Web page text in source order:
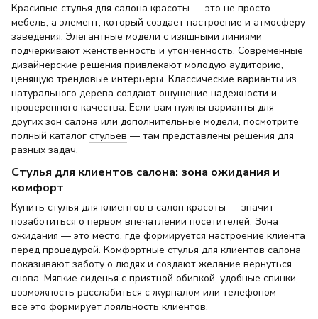
Красивые стулья для салона красоты — это не просто
мебель, а элемент, который создает настроение и атмосферу
заведения. Элегантные модели с изящными линиями
подчеркивают женственность и утонченность. Современные
дизайнерские решения привлекают молодую аудиторию,
ценящую трендовые интерьеры. Классические варианты из
натурального дерева создают ощущение надежности и
проверенного качества. Если вам нужны варианты для
других зон салона или дополнительные модели, посмотрите
полный каталог стульев — там представлены решения для
разных задач.
Стулья для клиентов салона: зона ожидания и
комфорт
Купить стулья для клиентов в салон красоты — значит
позаботиться о первом впечатлении посетителей. Зона
ожидания — это место, где формируется настроение клиента
перед процедурой. Комфортные стулья для клиентов салона
показывают заботу о людях и создают желание вернуться
снова. Мягкие сиденья с приятной обивкой, удобные спинки,
возможность расслабиться с журналом или телефоном —
все это формирует лояльность клиентов.